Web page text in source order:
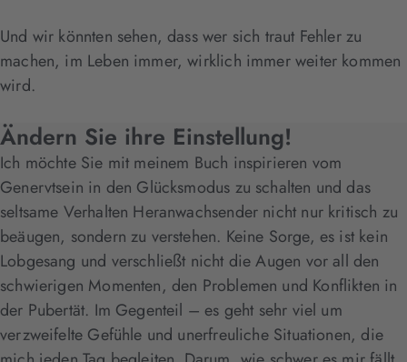
Und wir könnten sehen, dass wer sich traut Fehler zu
machen, im Leben immer, wirklich immer weiter kommen
wird.
Ändern Sie ihre Einstellung!
Ich möchte Sie mit meinem Buch inspirieren vom
Genervtsein in den Glücksmodus zu schalten und das
seltsame Verhalten Heranwachsender nicht nur kritisch zu
beäugen, sondern zu verstehen. Keine Sorge, es ist kein
Lobgesang und verschließt nicht die Augen vor all den
schwierigen Momenten, den Problemen und Konflikten in
der Pubertät. Im Gegenteil – es geht sehr viel um
verzweifelte Gefühle und unerfreuliche Situationen, die